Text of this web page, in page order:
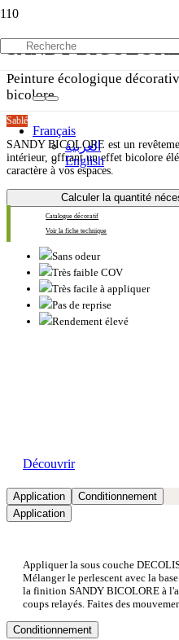
Français
العربية
English
SANDY
Peinture écologique
bicolore
Sablé
SANDY BICOLORE est un
intérieur, offrant un effet bicolore
caractère à vos espaces.
Calculer la quantité
Catalogue décoratif
Voir la fiche technique
Sans odeur
Très faible COV
Très facile à appliquer
Pas de reprise
Rendement élevé
Découvrir
Application
Conditionnement
Application
Appliquer la sous couche
Mélanger le perlescent avec la
la finition SANDY BICOLORE à
coups relayés. Faites des
Conditionnement